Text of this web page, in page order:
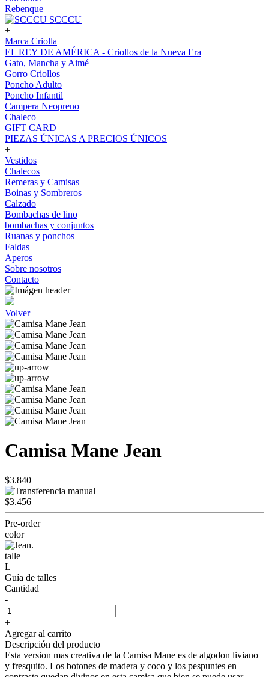
Rebenque
SCCCU
+
Marca Criolla
EL REY DE AMÉRICA - Criollos de la Nueva Era
Gato, Mancha y Aimé
Gorro Criollos
Poncho Adulto
Poncho Infantil
Campera Neopreno
Chaleco
GIFT CARD
PIEZAS ÚNICAS A PRECIOS ÚNICOS
+
Vestidos
Chalecos
Remeras y Camisas
Boinas y Sombreros
Calzado
Bombachas de lino
bombachas y conjuntos
Ruanas y ponchos
Faldas
Aperos
Sobre nosotros
Contacto
Volver
Camisa Mane Jean
$3.840
$3.456
Pre-order
color
talle
L
Guía de talles
Cantidad
-
+
Agregar al carrito
Descripción del producto
Esta version mas creativa de la Camisa Mane es de algodon liviano
y fresquito. Los botones de madera y coco y los pespuntes en